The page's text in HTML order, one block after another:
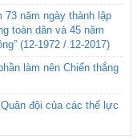
năm ngày thành lập
toàn dân và 45 năm
(12-1972 / 12-2017)
làm nên Chiến thắng
đội của các thế lực